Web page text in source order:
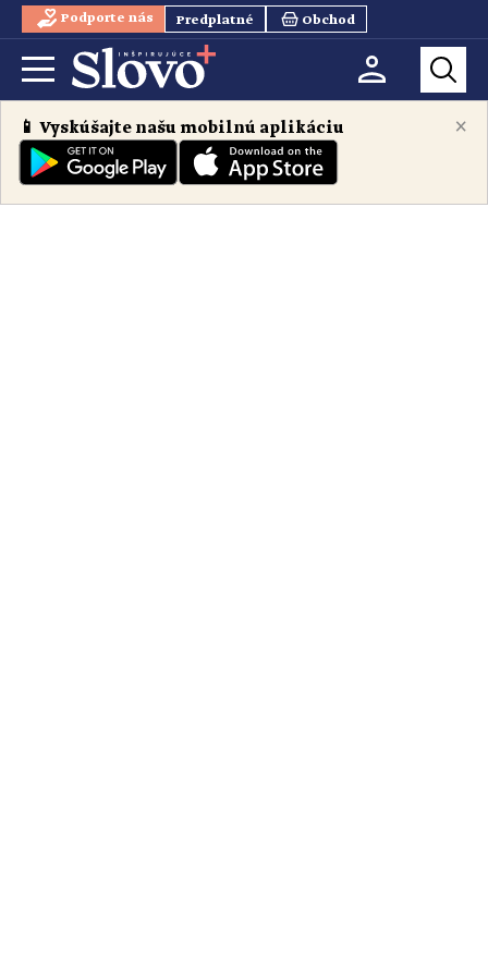
Podporte nás Predplatné Obchod
×
📱 Vyskúšajte našu mobilnú aplikáciu